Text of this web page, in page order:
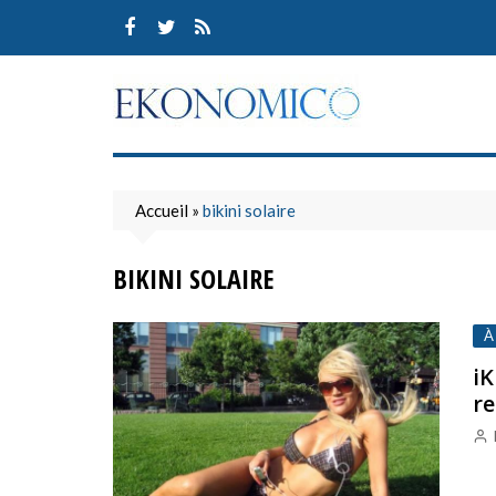
content
Accueil » bikini solaire
BIKINI SOLAIRE
À